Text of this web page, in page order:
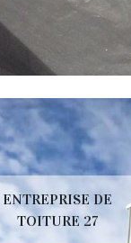
ENTREPRISE DE
TOITURE 27